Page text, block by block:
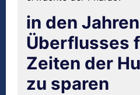
in den
Überflusses
Zeiten der
zu sparen